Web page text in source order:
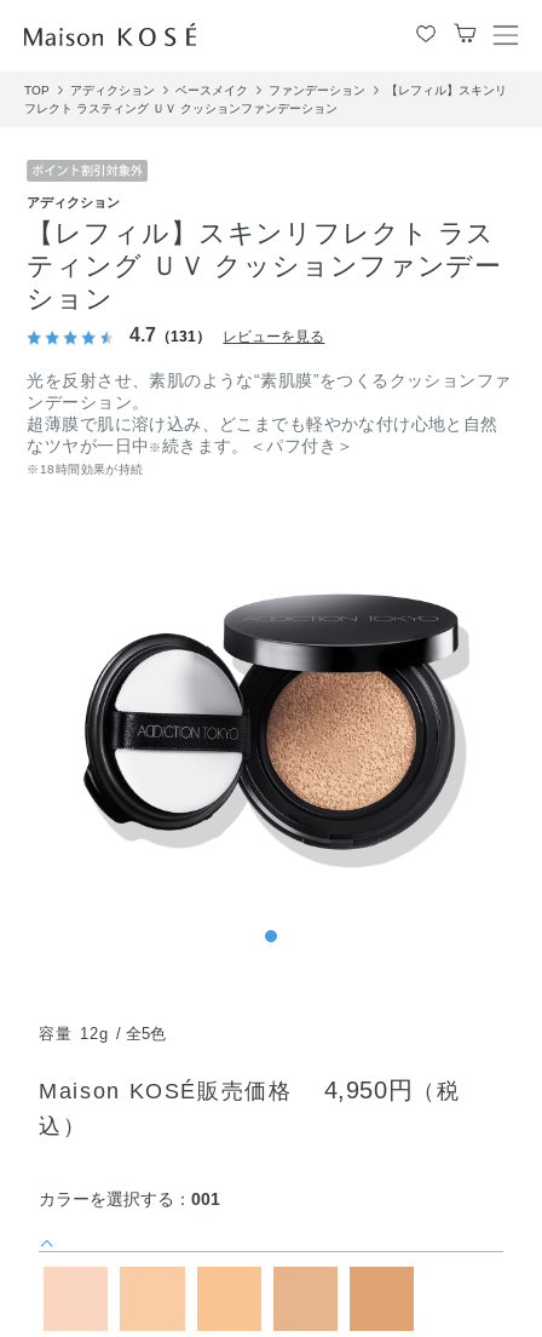
メ
TOP アディクション ベースメイク ファンデーション
【レフィル】スキンリ
フレクト ラスティング ＵＶ クッションファンデーション
アディクション
【レフィル】スキンリフレクト ラス
ティング ＵＶ クッションファンデー
ション
4.7 （131） レビューを見る
光を反射させ、素肌のような“素肌膜”をつくるクッションファ
ンデーション。
超薄膜で肌に溶け込み、どこまでも軽やかな付け心地と自然
なツヤが一日中 ※続きます。＜パフ付き＞
※18時間効果が持続
容量 12g 全5色
Maison KOSÉ販売価格 4,950円
（税
込）
カラーを選択する：001